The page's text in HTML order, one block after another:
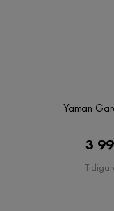
Yaman
3